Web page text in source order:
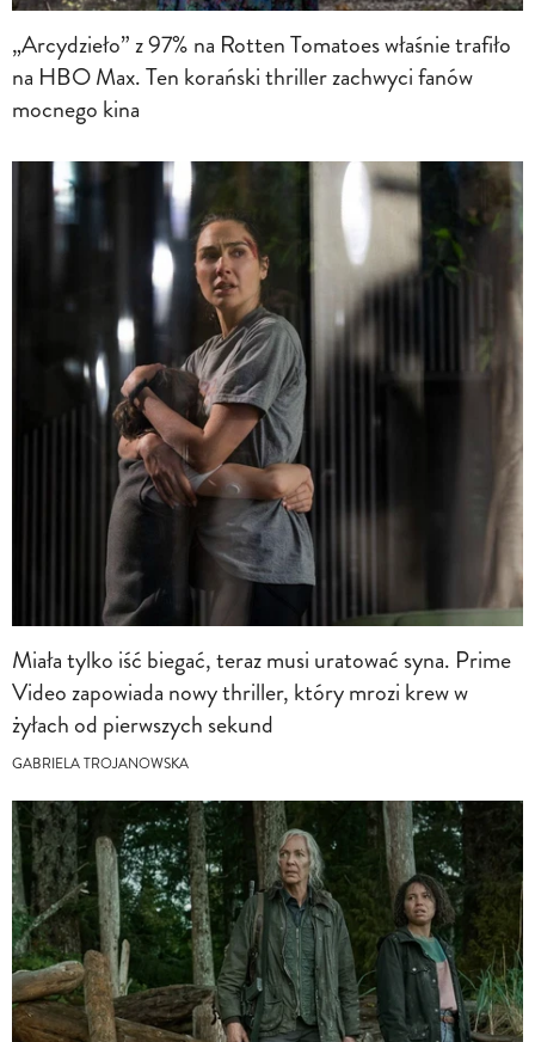
„Arcydzieło” z 97% na Rotten Tomatoes właśnie trafiło
na HBO Max. Ten korański thriller zachwyci fanów
mocnego kina
Miała tylko iść biegać, teraz musi uratować syna. Prime
Video zapowiada nowy thriller, który mrozi krew w
żyłach od pierwszych sekund
GABRIELA TROJANOWSKA